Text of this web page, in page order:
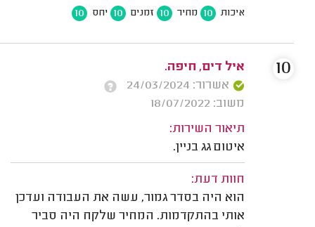
איכות 10 מחיר 10 זמנים 10 יחס 10
איל דים, חיפה.
אשרור: 24/03/2024
משוב: 18/07/2022
תיאור השירות:
איטום גג בניין.
חוות דעת:
הוא היה בסדר גמור, עשה את העבודה ועדכן
אותי בהתקדמות. המחיר שלקח היה סביר
10